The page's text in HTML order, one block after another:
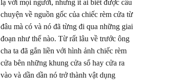
lạ với mọi người, nhưng ít ai biết được câu
chuyện về nguồn gốc của chiếc rèm cửa từ
đâu mà có và nó đã từng đi qua những giai
đoạn như thế nào. Từ rất lâu về trước ông
cha ta đã gắn liền với hình ảnh chiếc rèm
cửa bên những khung cửa sổ hay cửa ra
vào và dần dần nó trở thành vật dụng